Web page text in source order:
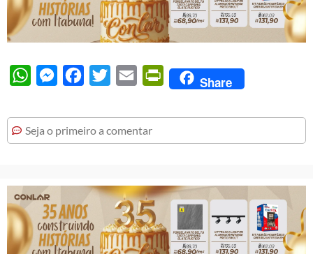
WhatsAppMessengerFacebook
Twitter Email PrintFriendly
Share
Seja o primeiro a comentar